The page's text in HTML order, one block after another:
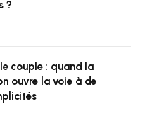
?
couple : quand la
ouvre la voie à de